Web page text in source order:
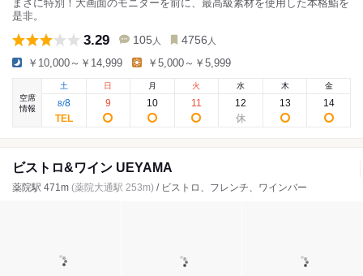
まさに特別！大画面のモニターを前に、最高級素材を使用した本格鮨を
是非。
3.29 105 人 4756 人
￥10,000～￥14,999 ￥5,000～￥5,999
空席
情報
土
8/8
日
9
月
10
火
11
水
12
木
13
金
14
ビストロ&ワイン UEYAMA
薬院駅 471m (薬院大通駅 253m) / ビストロ、フレンチ、ワインバー